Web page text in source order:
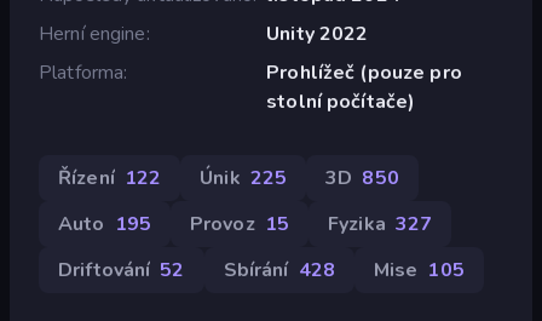
Herní engine
Unity 2022
Platforma
Prohlížeč (pouze pro
stolní počítače)
Řízení 122 Únik 225 3D 850
Auto 195 Provoz 15 Fyzika 327
Driftování 52 Sbírání 428 Mise 105